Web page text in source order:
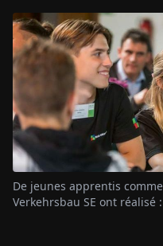
De jeunes apprentis
Verkehrsbau SE ont